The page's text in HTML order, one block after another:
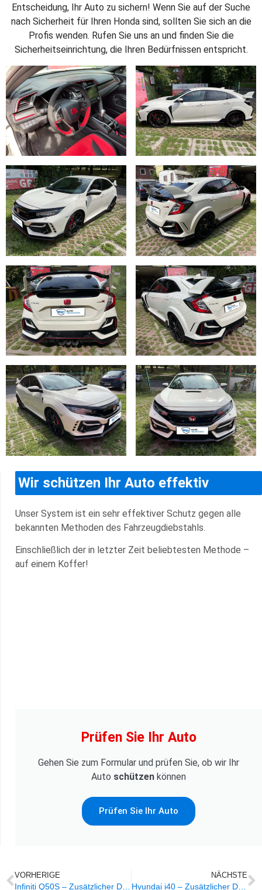
Entscheidung, Ihr Auto zu sichern! Wenn Sie auf der Suche
nach Sicherheit für Ihren Honda sind, sollten Sie sich an die
Profis wenden. Rufen Sie uns an und finden Sie die
Sicherheitseinrichtung, die Ihren Bedürfnissen entspricht.
Wir schützen Ihr Auto effektiv
Unser System ist ein sehr effektiver Schutz gegen alle
bekannten Methoden des Fahrzeugdiebstahls.
Einschließlich der in letzter Zeit beliebtesten Methode –
auf einem Koffer!
Prüfen Sie Ihr Auto
Gehen Sie zum Formular und prüfen Sie, ob wir Ihr
Auto schützen können
Prüfen Sie Ihr Auto
VORHERIGE NÄCHSTE
Hyundai i40 – Zusätzlicher Diebstahlschutz